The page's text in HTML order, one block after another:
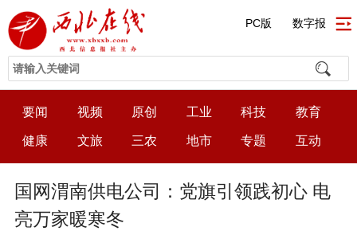
PC版 数字报
要闻 视频 原创 工业 科技 教育
健康 文旅 三农 地市 专题 互动
国网渭南供电公司：党旗引领践初心 电
亮万家暖寒冬